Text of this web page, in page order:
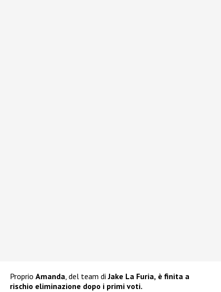
Proprio Amanda, del team diJake La Furia, è finita a
rischio eliminazione dopo i primi voti.